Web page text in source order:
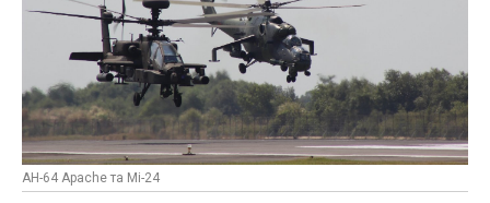
AH-64 Apache та Мі-24